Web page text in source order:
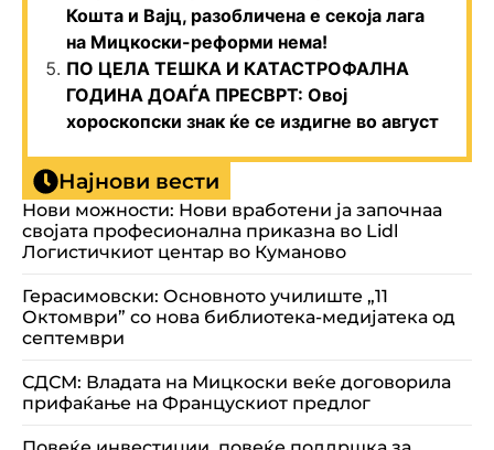
Кошта и Вајц, разобличена е секоја лага
на Мицкоски-реформи нема!
ПО ЦЕЛА ТЕШКА И КАТАСТРОФАЛНА
ГОДИНА ДОАЃА ПРЕСВРТ: Овој
хороскопски знак ќе се издигне во август
Најнови вести
Нови можности: Нови вработени ја започнаа
својата професионална приказна во Lidl
Логистичкиот центар во Куманово
Герасимовски: Основното училиште „11
Октомври” со нова библиотека-медијатека од
септември
СДСМ: Владата на Мицкоски веќе договорила
прифаќање на Францускиот предлог